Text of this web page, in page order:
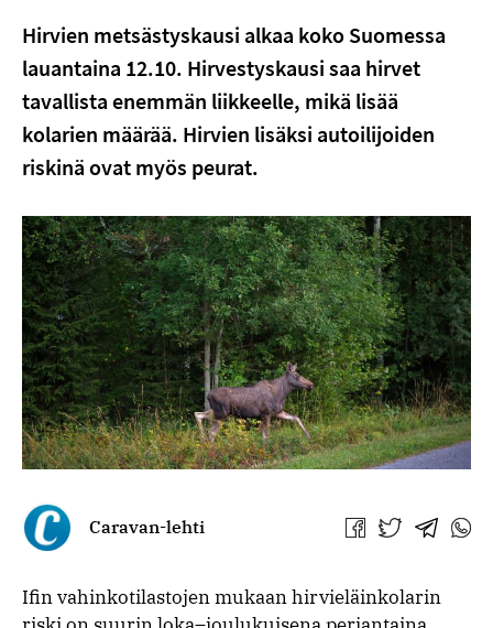
Hirvien metsästyskausi alkaa koko Suomessa
lauantaina 12.10. Hirvestyskausi saa hirvet
tavallista enemmän liikkeelle, mikä lisää
kolarien määrää. Hirvien lisäksi autoilijoiden
riskinä ovat myös peurat.
Caravan-lehti
Jaa Jaa Jaa Jaa
Ifin vahinkotilastojen mukaan hirvieläinkolarin